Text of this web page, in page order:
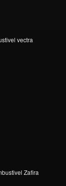
vectra
Zafira